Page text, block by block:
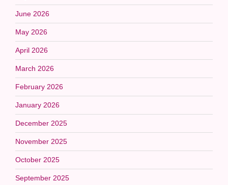
June 2026
May 2026
April 2026
March 2026
February 2026
January 2026
December 2025
November 2025
October 2025
September 2025